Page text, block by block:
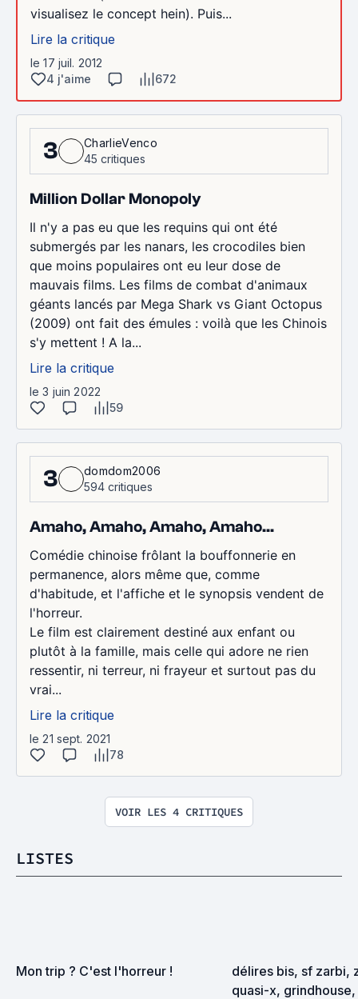
visualisez le concept hein). Puis...
Lire la critique
le 17 juil. 2012
4 j'aime
672
3
CharlieVenco
45 critiques
Million Dollar Monopoly
Il n'y a pas eu que les requins qui ont été
submergés par les nanars, les crocodiles bien
que moins populaires ont eu leur dose de
mauvais films. Les films de combat d'animaux
géants lancés par Mega Shark vs Giant Octopus
(2009) ont fait des émules : voilà que les Chinois
s'y mettent ! A la...
Lire la critique
le 3 juin 2022
59
3
domdom2006
594 critiques
Amaho, Amaho, Amaho, Amaho...
Comédie chinoise frôlant la bouffonnerie en
permanence, alors même que, comme
d'habitude, et l'affiche et le synopsis vendent de
l'horreur.
Le film est clairement destiné aux enfant ou
plutôt à la famille, mais celle qui adore ne rien
ressentir, ni terreur, ni frayeur et surtout pas du
vrai...
Lire la critique
le 21 sept. 2021
78
VOIR LES 4 CRITIQUES
LISTES
Mon trip ? C'est l'horreur !
délires bis, sf zarbi,
quasi-x,